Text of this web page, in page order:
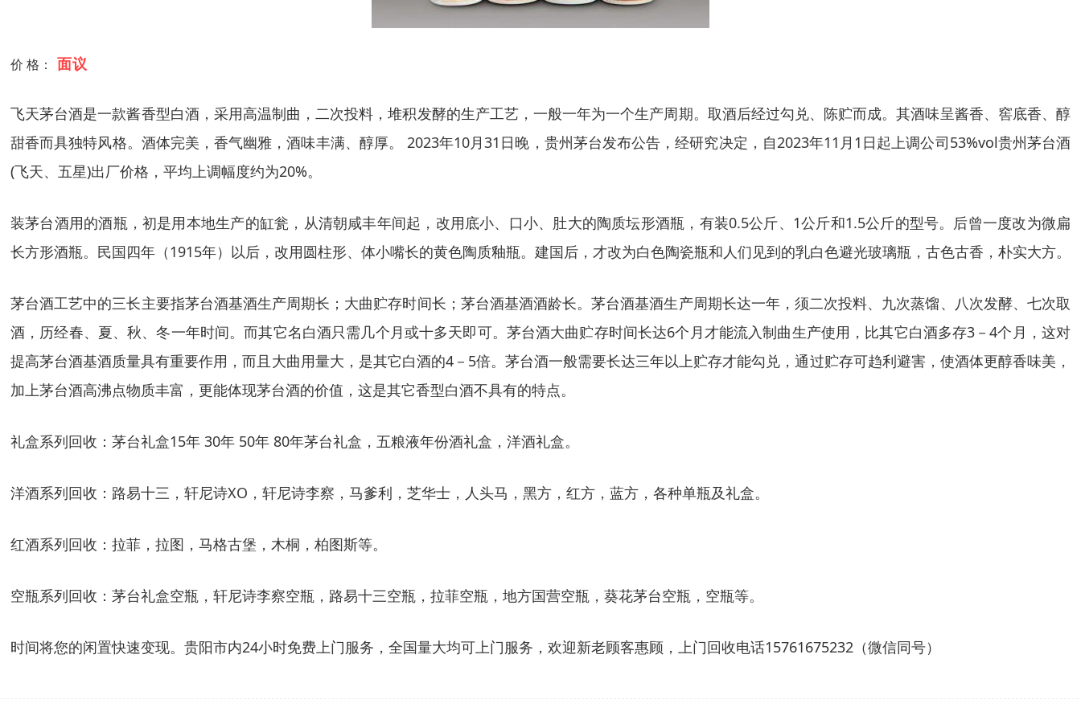
价 格： 面议
飞天茅台酒是一款酱香型白酒，采用高温制曲，二次投料，堆积发酵的生产工艺，一般一年为一个生产周期。取酒后经过勾兑、陈贮而成。其酒味呈酱香、窖底香、醇
甜香而具独特风格。酒体完美，香气幽雅，酒味丰满、醇厚。 2023年10月31日晚，贵州茅台发布公告，经研究决定，自2023年11月1日起上调公司53%vol贵州茅台酒
(飞天、五星)出厂价格，平均上调幅度约为20%。
装茅台酒用的酒瓶，初是用本地生产的缸瓮，从清朝咸丰年间起，改用底小、口小、肚大的陶质坛形酒瓶，有装0.5公斤、1公斤和1.5公斤的型号。后曾一度改为微扁
长方形酒瓶。民国四年（1915年）以后，改用圆柱形、体小嘴长的黄色陶质釉瓶。建国后，才改为白色陶瓷瓶和人们见到的乳白色避光玻璃瓶，古色古香，朴实大方。
茅台酒工艺中的三长主要指茅台酒基酒生产周期长；大曲贮存时间长；茅台酒基酒酒龄长。茅台酒基酒生产周期长达一年，须二次投料、九次蒸馏、八次发酵、七次取
酒，历经春、夏、秋、冬一年时间。而其它名白酒只需几个月或十多天即可。茅台酒大曲贮存时间长达6个月才能流入制曲生产使用，比其它白酒多存3－4个月，这对
提高茅台酒基酒质量具有重要作用，而且大曲用量大，是其它白酒的4－5倍。茅台酒一般需要长达三年以上贮存才能勾兑，通过贮存可趋利避害，使酒体更醇香味美，
加上茅台酒高沸点物质丰富，更能体现茅台酒的价值，这是其它香型白酒不具有的特点。
礼盒系列回收：茅台礼盒15年 30年 50年 80年茅台礼盒，五粮液年份酒礼盒，洋酒礼盒。
洋酒系列回收：路易十三，轩尼诗XO，轩尼诗李察，马爹利，芝华士，人头马，黑方，红方，蓝方，各种单瓶及礼盒。
红酒系列回收：拉菲，拉图，马格古堡，木桐，柏图斯等。
空瓶系列回收：茅台礼盒空瓶，轩尼诗李察空瓶，路易十三空瓶，拉菲空瓶，地方国营空瓶，葵花茅台空瓶，空瓶等。
时间将您的闲置快速变现。贵阳市内24小时免费上门服务，全国量大均可上门服务，欢迎新老顾客惠顾，上门回收电话15761675232（微信同号）